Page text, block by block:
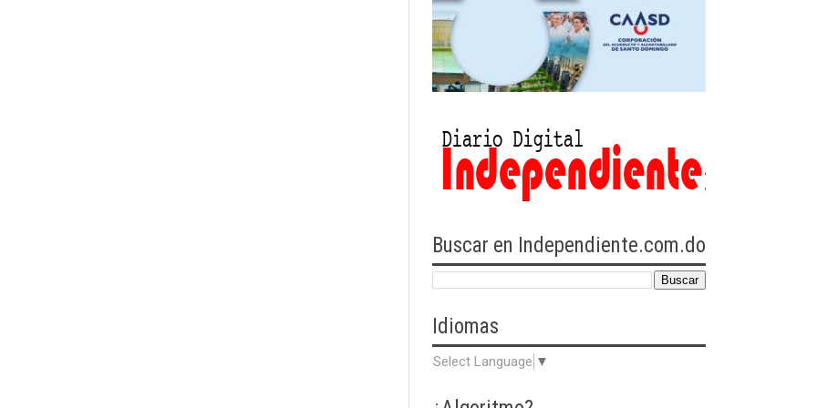
Buscar en Independiente.com.do
Idiomas
Select Language ▼